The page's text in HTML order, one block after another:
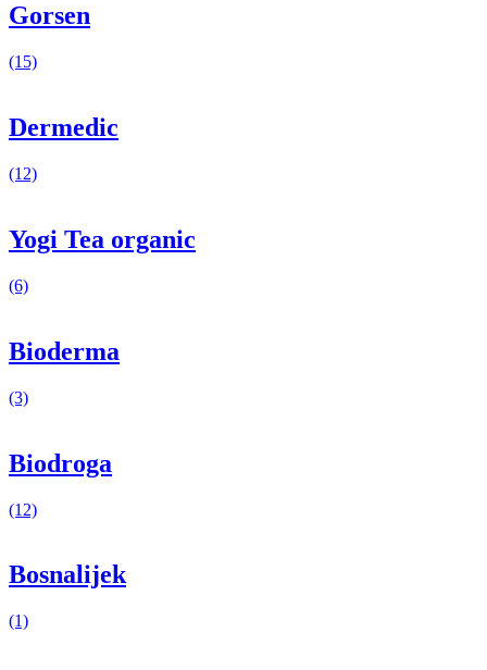
Gorsen
(15)
Dermedic
(12)
Yogi Tea organic
(6)
Bioderma
(3)
Biodroga
(12)
Bosnalijek
(1)